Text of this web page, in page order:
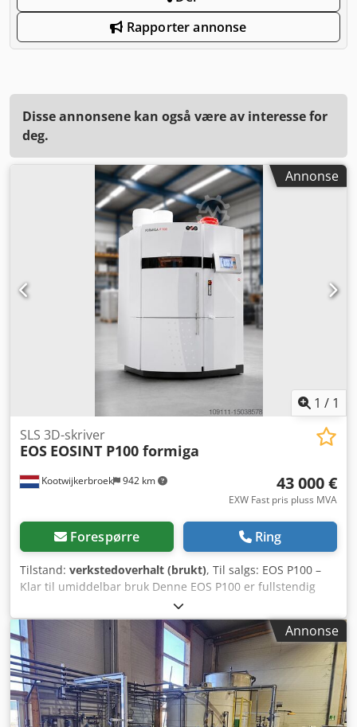
Rapporter annonse
Disse annonsene kan også være av interesse for
deg.
Annonse
1 / 1
Kootwijkerbroek 942 km
SLS 3D-skriver
EOS EOSINT P100 formiga
43 000 €
EXW Fast pris pluss MVA
Forespørre Ring
Tilstand: verkstedoverhalt (brukt), Til salgs: EOS P100 –
Klar til umiddelbar bruk Denne EOS P100 er fullstendig
inspisert og overhalt, og er klar for umiddelbar bruk i din
produksjonslinje. Inkludert i leveransen: • 2
byggeplattformer • Sett med hoppers Spesifikasjoner: •
Teknologi: SLS (Selective Laser Sintering) • Materialklasse:
Polymerer • Kompatible materialer: PA2200, PA3200,
PA2201, Inframotion PA12, TPU og flere. • Byggevolum: 200
x 250 x 330 mm Dodpfx Aerm Tdwektsck • Lasertype:
Synrad 48-3, 30W CO2-laser • Minimum veggtykkelse: 0,4
Annonse